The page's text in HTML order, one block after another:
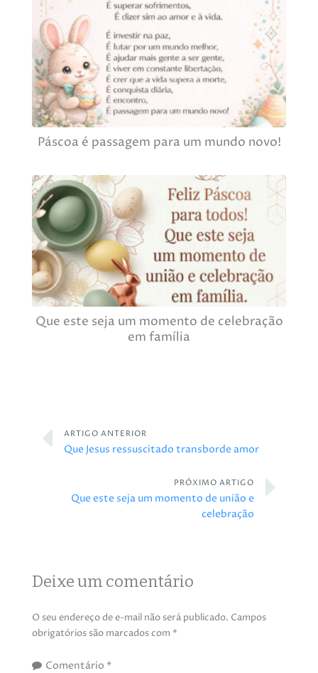
Páscoa é passagem para um mundo novo!
Que este seja um momento de celebração
em família
ARTIGO ANTERIOR
Que Jesus ressuscitado transborde amor
PRÓXIMO ARTIGO
Que este seja um momento de união e
celebração
Deixe um comentário
O seu endereço de e-mail não será publicado. Campos
obrigatórios são marcados com *
Comentário *